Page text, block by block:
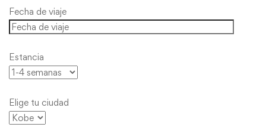
Fecha de viaje
Estancia
Elige tu ciudad